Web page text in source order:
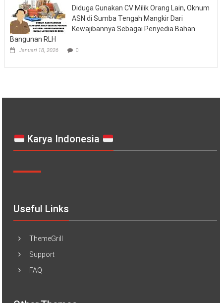
Diduga Gunakan CV Milik Orang Lain, Oknum
ASN di Sumba Tengah Mangkir Dari
Kewajibannya Sebagai Penyedia Bahan
Bangunan RLH
Januari 18, 2026 0
Karya Indonesia
Useful Links
ThemeGrill
Support
FAQ